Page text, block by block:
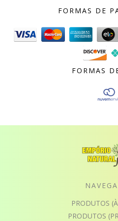
FORMAS DE
FORMAS
PRODUTOS
PRODUTOS